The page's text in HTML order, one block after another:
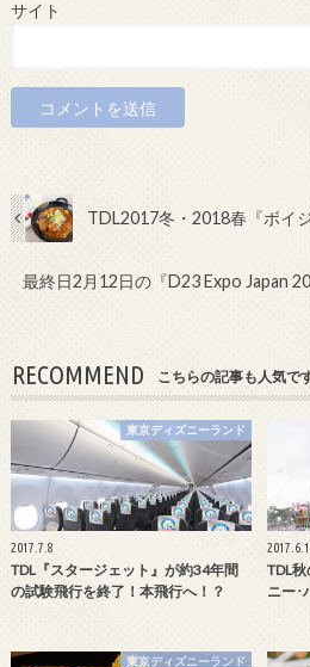
サイト
TDL2017冬・2018春『ボイ
最終日2月12日の『D23 Expo Japan
RECOMMEND こちらの記事も人気です
東京ディズニーランド
2017.7.8
TDL『スタージェット』が約34年間
の試験飛行を終了！本飛行へ！？
TDL
ニー･
東京ディズニーランド